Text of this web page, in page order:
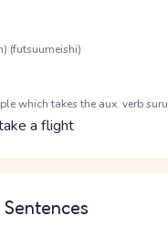
(futsuumeishi)
which takes the aux. verb suru
a flight